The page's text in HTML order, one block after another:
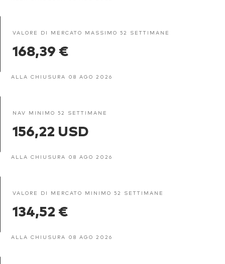
VALORE DI MERCATO MASSIMO 52 SETTIMANE
168,39 €
ALLA CHIUSURA 08 AGO 2026
NAV MINIMO 52 SETTIMANE
156,22 USD
ALLA CHIUSURA 08 AGO 2026
VALORE DI MERCATO MINIMO 52 SETTIMANE
134,52 €
ALLA CHIUSURA 08 AGO 2026